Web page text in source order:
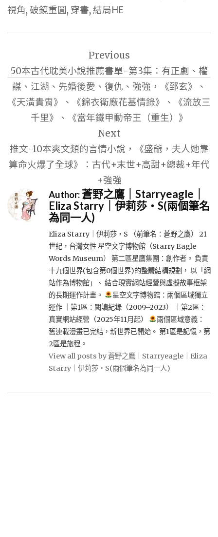
視角, 破鏡重圓, 穿書, 結局HE
導
覽
Previous
50本古代耽美小說推薦書單-第3集：有正劇、權
謀、江湖、先婚後愛、復仇、強強，《郅玄》、
《天潢貴胄》、《錦衣衛廠花基情錄》、《流放三
千里》、《當年鐵甲動帝王（重生）》
Next
推文-10本爽文類的言情小說，《盛爺，夫人她靠
算命火爆了全球》：古代+末世+高甜+總裁+年代
+強強
Author:蒼野之鷹｜Starryeagle｜
Eliza Starry｜伊莉莎・S(兩個筆名
為同一人)
Eliza Starry｜伊莉莎・S （前筆名：蒼野之鷹） 21
世紀，台灣女性 星空文字博物館（Starry Eagle
Words Museum） 第二區星鷹集團：創作者。 負責
十九個世界(包含第0個世界)的整體結構規劃， 以「網
站作為博物館」、 結合現實網站經營與虛擬故事框架
的長期運作計畫。
星空文字博物館：兩個區域獨立
運作 ｜第1區：閱讀紀錄（2009–2023） ｜第2區：
真實網站經營（2025年11月起）
兩個區域意義：
舊連載漫畫已完結，新世界已開始。 第1區是記憶，第
2區是旅程。
View all posts by 蒼野之鷹｜Starryeagle｜Eliza
Starry｜伊莉莎・S(兩個筆名為同一人)